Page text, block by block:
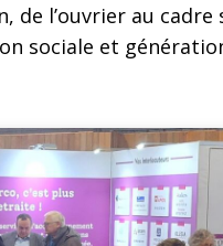
de l’ouvrier au
sociale et